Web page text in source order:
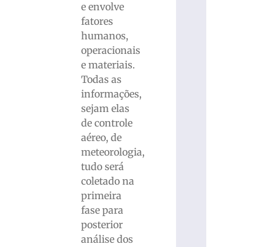
e envolve
fatores
humanos,
operacionais
e materiais.
Todas as
informações,
sejam elas
de controle
aéreo, de
meteorologia,
tudo será
coletado na
primeira
fase para
posterior
análise dos